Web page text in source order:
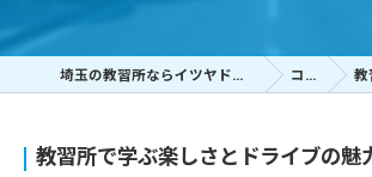
埼玉の教習所ならイツヤドライビングスクール コラム 教
教習所で学ぶ楽しさとドライブの魅